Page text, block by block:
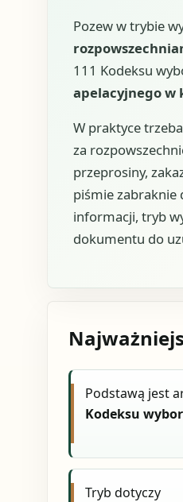
Pozew w trybie
111 Kodeksu
apelacyjnego w
W praktyce
za
przeprosiny,
piśmie zabraknie
informacji, tryb
dokumentu do
Podstawą jest
Kodeksu
Tryb dotyczy